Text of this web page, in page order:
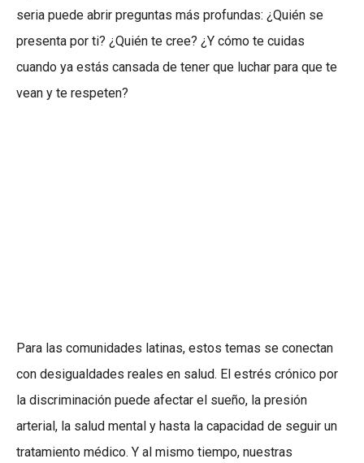
seria puede abrir preguntas más profundas: ¿Quién se
presenta por ti? ¿Quién te cree? ¿Y cómo te cuidas
cuando ya estás cansada de tener que luchar para que te
vean y te respeten?
Para las comunidades latinas, estos temas se conectan
con desigualdades reales en salud. El estrés crónico por
la discriminación puede afectar el sueño, la presión
arterial, la salud mental y hasta la capacidad de seguir un
tratamiento médico. Y al mismo tiempo, nuestras